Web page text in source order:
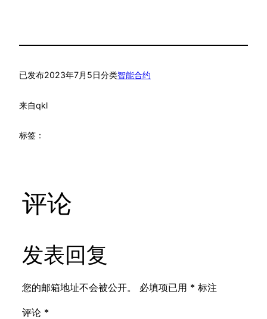
已发布2023年7月5日分类智能合约
来自qkl
标签：
评论
发表回复
您的邮箱地址不会被公开。 必填项已用 * 标注
评论 *